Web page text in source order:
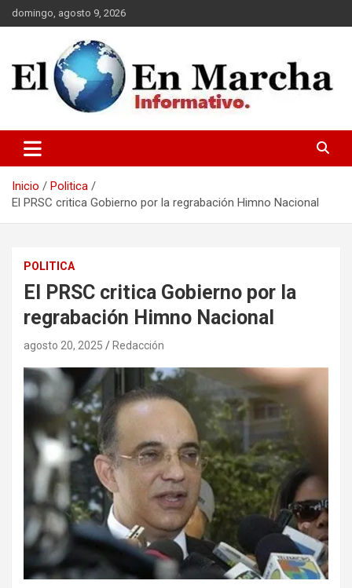
Saltar
al
domingo, agosto 9, 2026
elmundoenmarcha.net
Inicio
Politica
El PRSC critica Gobierno por la regrabación Himno Nacional
POLITICA
El PRSC critica Gobierno por la
regrabación Himno Nacional
agosto 20, 2025 Redacción